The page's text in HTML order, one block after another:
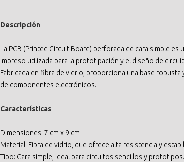
Descripción
La PCB (Printed Circuit Board) perforada de cara simple es
impreso utilizada para la prototipación y el diseño de
Fabricada en fibra de vidrio, proporciona una base robusta
de componentes electrónicos.
Características
Dimensiones: 7 cm x 9 cm
Material: Fibra de vidrio, que ofrece alta resistencia y
Tipo: Cara simple, ideal para circuitos sencillos y prototipos.